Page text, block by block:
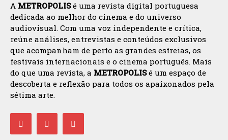
A METROPOLISé uma revista digital portuguesa
dedicada ao melhor do cinema e do universo
audiovisual. Com uma voz independente e crítica,
reúne análises, entrevistas e conteúdos exclusivos
que acompanham de perto as grandes estreias, os
festivais internacionais e o cinema português. Mais
do que uma revista, a METROPOLISé um espaço de
descoberta e reflexão para todos os apaixonados pela
sétima arte.